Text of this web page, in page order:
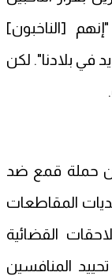
[الناخبون]
في بلادنا". لكن
حملة قمع ضد
المقاطعات
القضائية
المنافسين